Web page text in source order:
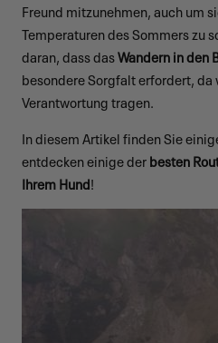
Freund mitzunehmen, auch um
Temperaturen des Sommers zu
daran, dass dasWandern in den
besondere Sorgfalt erfordert, da
Verantwortung tragen.
In diesem Artikel finden Sie
entdecken einige derbesten
Ihrem Hund!